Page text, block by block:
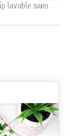
lavable sans